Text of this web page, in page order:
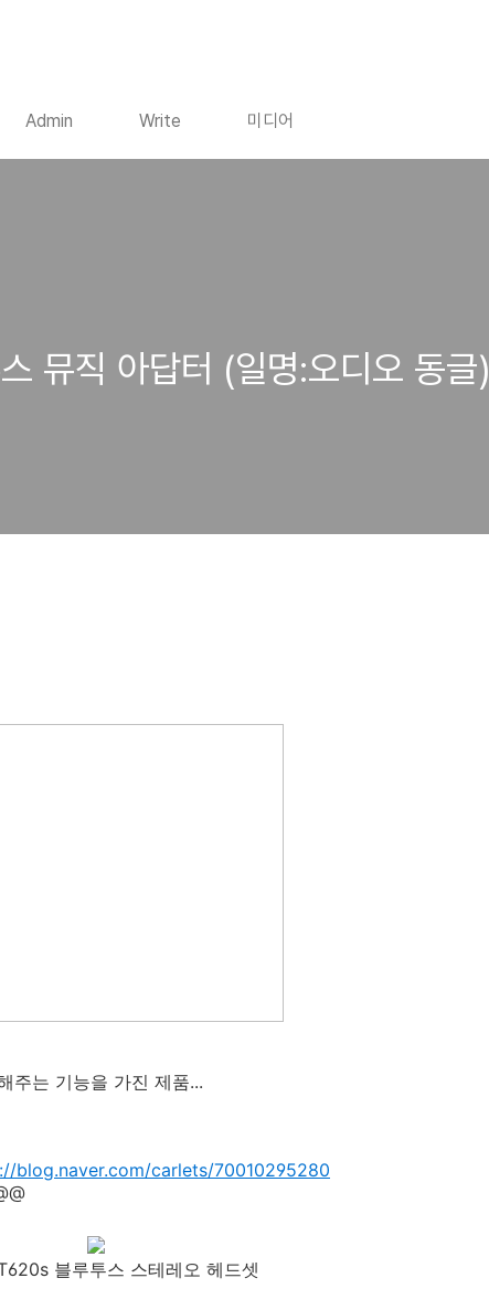
Admin Write 미디어
뮤직 아답터 (일명:오디오 동글)
주는 기능을 가진 제품...
blog.naver.com/carlets/70010295280
블루투스 스테레오 헤드셋